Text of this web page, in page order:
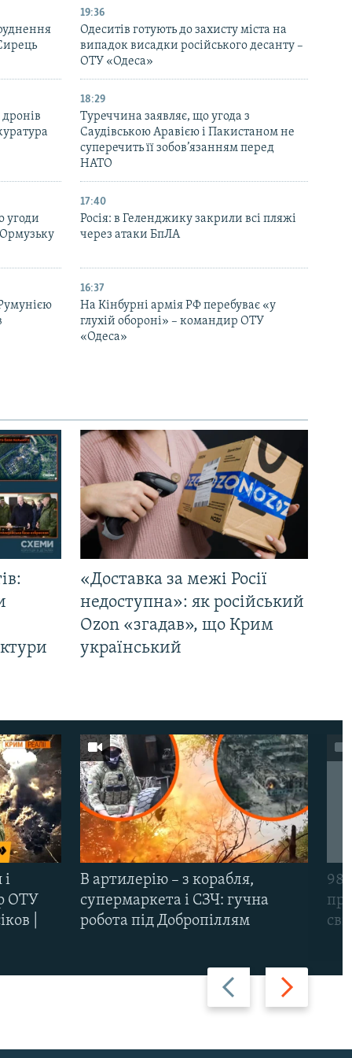
19:36
Одеситів готують до захисту міста на
випадок висадки російського десанту –
ОТУ «Одеса»
18:29
Туреччина заявляє, що угода з
Саудівською Аравією і Пакистаном не
суперечить її зобов’язанням перед
НАТО
угоди
17:40
Росія: в Геленджику закрили всі пляжі
через атаки БпЛА
16:37
На Кінбурні армія РФ перебуває «у
глухій обороні» – командир ОТУ
«Одеса»
«Доставка за межі Росії
недоступна»: як російський
Ozon «згадав», що Крим
український
Назад Вперед
ОТУ
|
В артилерію – з корабля,
супермаркета і СЗЧ: гучна
робота під Добропіллям
98-